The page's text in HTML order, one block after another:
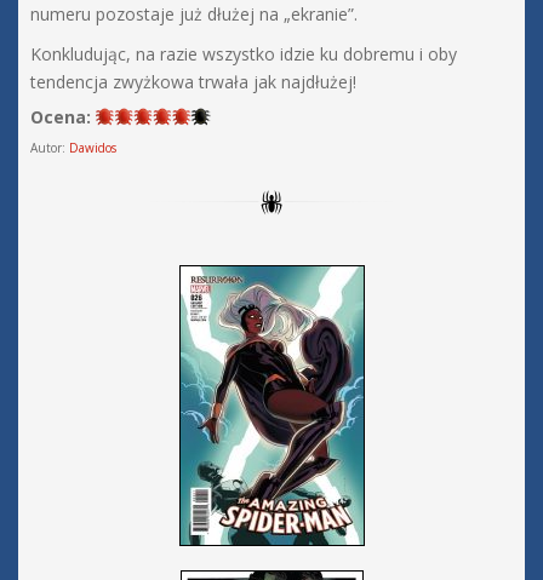
numeru pozostaje już dłużej na „ekranie”.
Konkludując, na razie wszystko idzie ku dobremu i oby
tendencja zwyżkowa trwała jak najdłużej!
Ocena:
Autor: Dawidos